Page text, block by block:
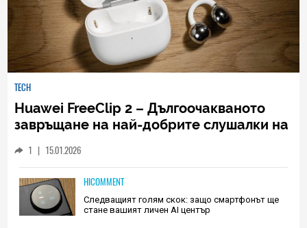
TECH
Huawei FreeClip 2 – Дългоочакваното
завръщане на най-добрите слушалки на
1 | 15.01.2026
HICOMMENT
Следващият голям скок: защо смартфонът ще
стане вашият личен AI център